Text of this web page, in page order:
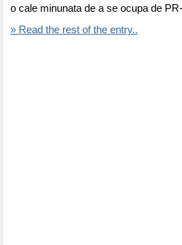
o cale minunata de a se ocupa de
» Read the rest of the entry..